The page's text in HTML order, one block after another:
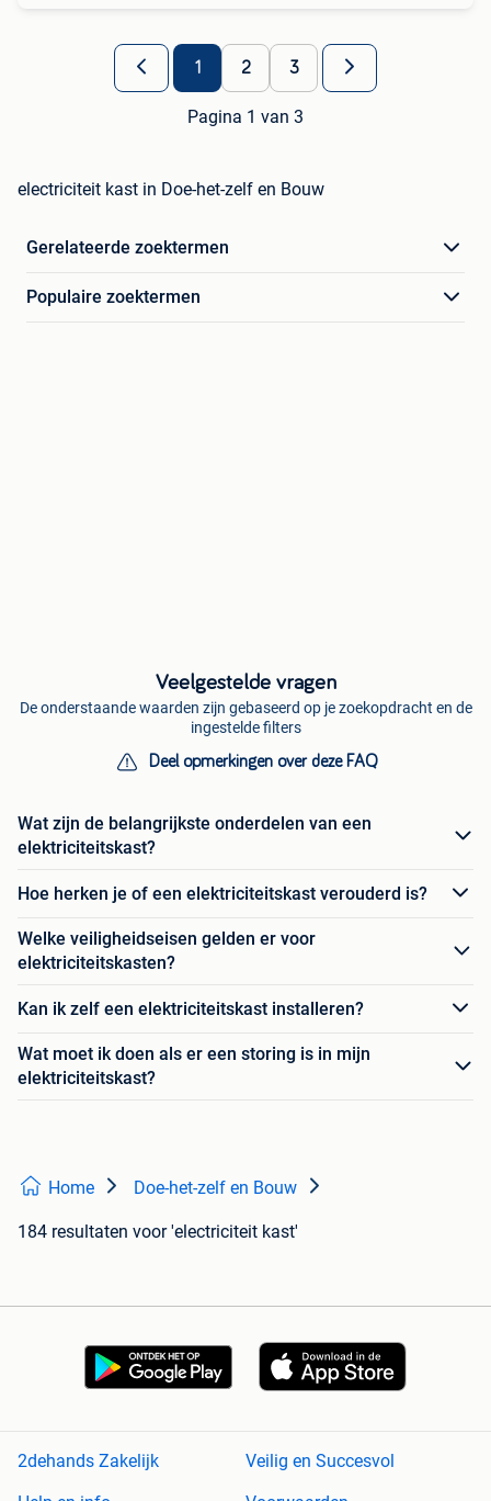
1 2 3
Pagina 1 van 3
electriciteit kast in Doe-het-zelf en Bouw
Gerelateerde zoektermen
Populaire zoektermen
Veelgestelde vragen
De onderstaande waarden zijn gebaseerd op je zoekopdracht en de
ingestelde filters
Deel opmerkingen over deze FAQ
Wat zijn de belangrijkste onderdelen van een
elektriciteitskast?
Hoe herken je of een elektriciteitskast verouderd is?
Welke veiligheidseisen gelden er voor
elektriciteitskasten?
Kan ik zelf een elektriciteitskast installeren?
Wat moet ik doen als er een storing is in mijn
elektriciteitskast?
Home Doe-het-zelf en Bouw
184 resultaten voor 'electriciteit kast'
2dehands Zakelijk
Veilig en Succesvol